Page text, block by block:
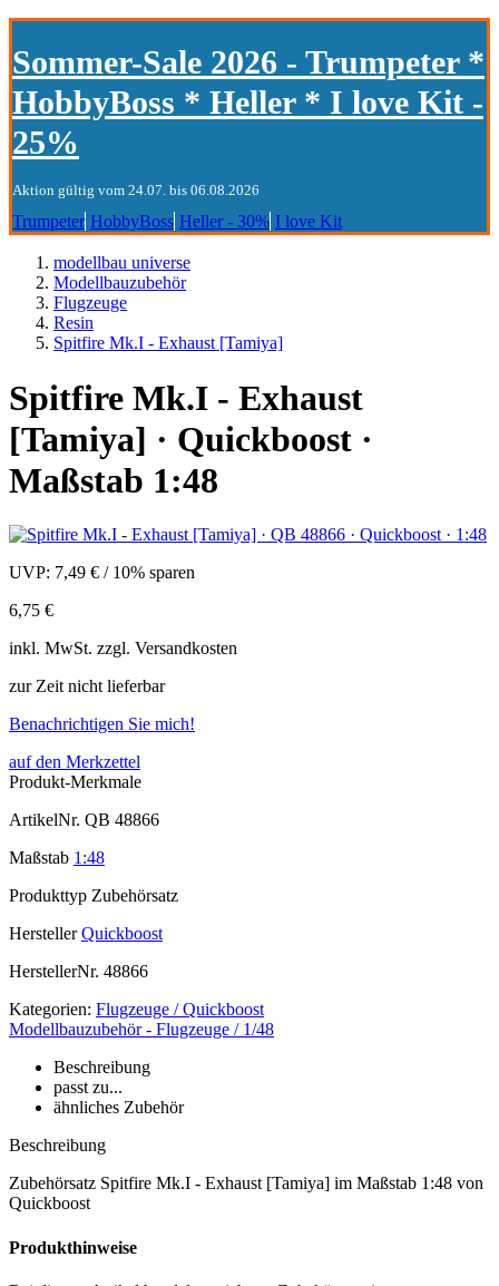
Sommer-Sale 2026 - Trumpeter *
HobbyBoss * Heller * I love Kit -
25%
Aktion gültig vom 24.07. bis 06.08.2026
Trumpeter HobbyBoss Heller - 30% I love Kit
modellbau universe
Modellbauzubehör
Flugzeuge
Resin
Spitfire Mk.I - Exhaust [Tamiya]
Spitfire Mk.I - Exhaust
[Tamiya] · Quickboost ·
Maßstab 1:48
UVP: 7,49 € / 10% sparen
6,75 €
inkl. MwSt. zzgl. Versandkosten
zur Zeit nicht lieferbar
Benachrichtigen Sie mich!
auf den Merkzettel
Produkt-Merkmale
ArtikelNr. QB 48866
Maßstab 1:48
Produkttyp Zubehörsatz
Hersteller Quickboost
HerstellerNr. 48866
Kategorien: Flugzeuge / Quickboost
Modellbauzubehör - Flugzeuge / 1/48
Beschreibung
passt zu...
ähnliches Zubehör
Beschreibung
Zubehörsatz Spitfire Mk.I - Exhaust [Tamiya] im Maßstab 1:48 von
Quickboost
Produkthinweise